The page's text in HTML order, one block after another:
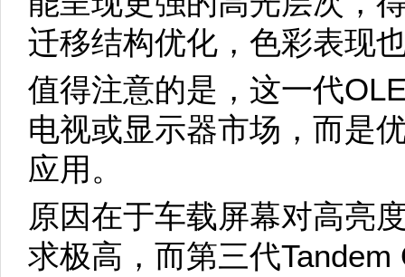
迁移结构优化，色彩表现
值得注意的是，这一代
电视或显示器市场，而是
应用。
原因在于车载屏幕对高亮
求极高，而第三代